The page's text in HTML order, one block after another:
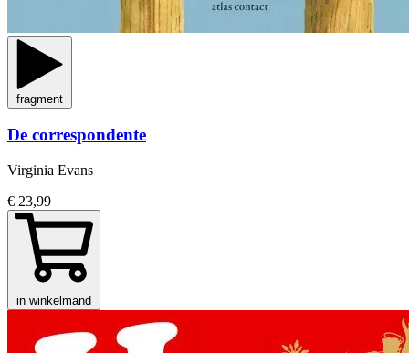
fragment
De correspondente
Virginia Evans
€ 23,99
in winkelmand